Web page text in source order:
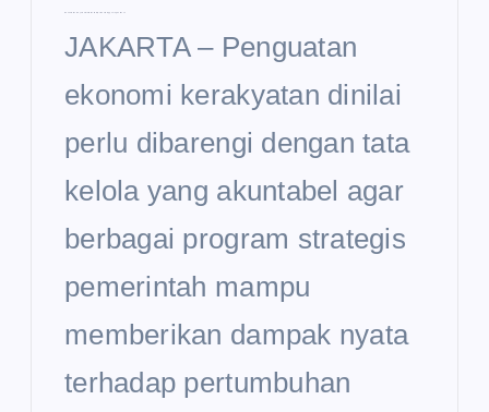
JAKARTA – Penguatan
ekonomi kerakyatan dinilai
perlu dibarengi dengan tata
kelola yang akuntabel agar
berbagai program strategis
pemerintah mampu
memberikan dampak nyata
terhadap pertumbuhan